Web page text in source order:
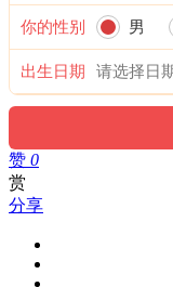
你的性别 男
出生日期
赞 0
赏
分享